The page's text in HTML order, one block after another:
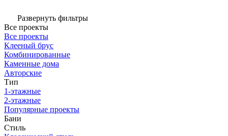
Развернуть фильтры
Все проекты
Все проекты
Клееный брус
Комбинированные
Каменные дома
Авторские
Тип
1-этажные
2-этажные
Популярные проекты
Бани
Стиль